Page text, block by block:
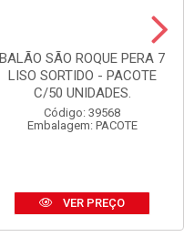
BALÃO SÃO ROQUE PERA 7
LISO SORTIDO - PACOTE
C/50 UNIDADES.
Código: 39568
Embalagem: PACOTE
VER PREÇO